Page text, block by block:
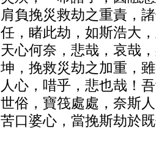
肩負挽災救劫之重責，
任，睹此劫，如斯浩大
天心何奈，悲哉，哀哉
坤，挽救災劫之加重，
人心，唶乎，悲也哉！
世俗，寶筏處處，奈斯
苦口婆心，當挽斯劫於